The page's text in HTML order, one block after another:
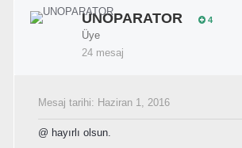
UNOPARATOR 4
Üye
24 mesaj
Mesaj tarihi: Haziran 1, 2016
@ hayırlı olsun.